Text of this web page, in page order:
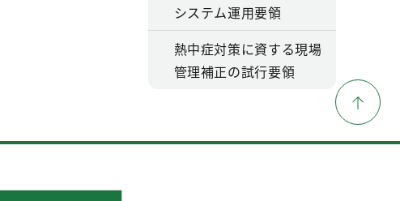
システム運用要領
熱中症対策に資する現場
管理補正の試行要領